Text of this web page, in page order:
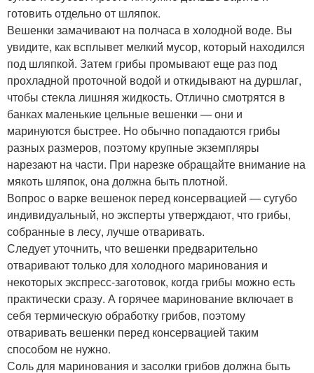
готовить отдельно от шляпок.
Вешенки замачивают на полчаса в холодной воде. Вы
увидите, как всплывет мелкий мусор, который находился
под шляпкой. Затем грибы промывают еще раз под
прохладной проточной водой и откидывают на дуршлаг,
чтобы стекла лишняя жидкость. Отлично смотрятся в
банках маленькие цельные вешенки — они и
маринуются быстрее. Но обычно попадаются грибы
разных размеров, поэтому крупные экземпляры
нарезают на части. При нарезке обращайте внимание на
мякоть шляпок, она должна быть плотной.
Вопрос о варке вешенок перед консервацией — сугубо
индивидуальный, но эксперты утверждают, что грибы,
собранные в лесу, лучше отваривать.
Следует уточнить, что вешенки предварительно
отваривают только для холодного маринования и
некоторых экспресс-заготовок, когда грибы можно есть
практически сразу. А горячее маринование включает в
себя термическую обработку грибов, поэтому
отваривать вешенки перед консервацией таким
способом не нужно.
Соль для маринования и засолки грибов должна быть